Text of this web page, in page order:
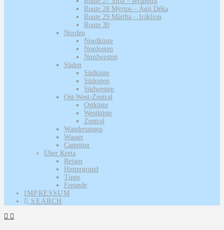
Route 28 Mýrtos – Ágii Déka
Route 29 Mártha – Iráklion
Route 30
Norden
Nordküste
Nordosten
Nordwesten
Süden
Südküste
Südosten
Südwesten
Ost-West-Zentral
Ostküste
Westküste
Zentral
Wanderungen
Wasser
Camping
Über Kreta
Reisen
Hintergrund
Tipps
Freunde
IMPRESSUM
SEARCH